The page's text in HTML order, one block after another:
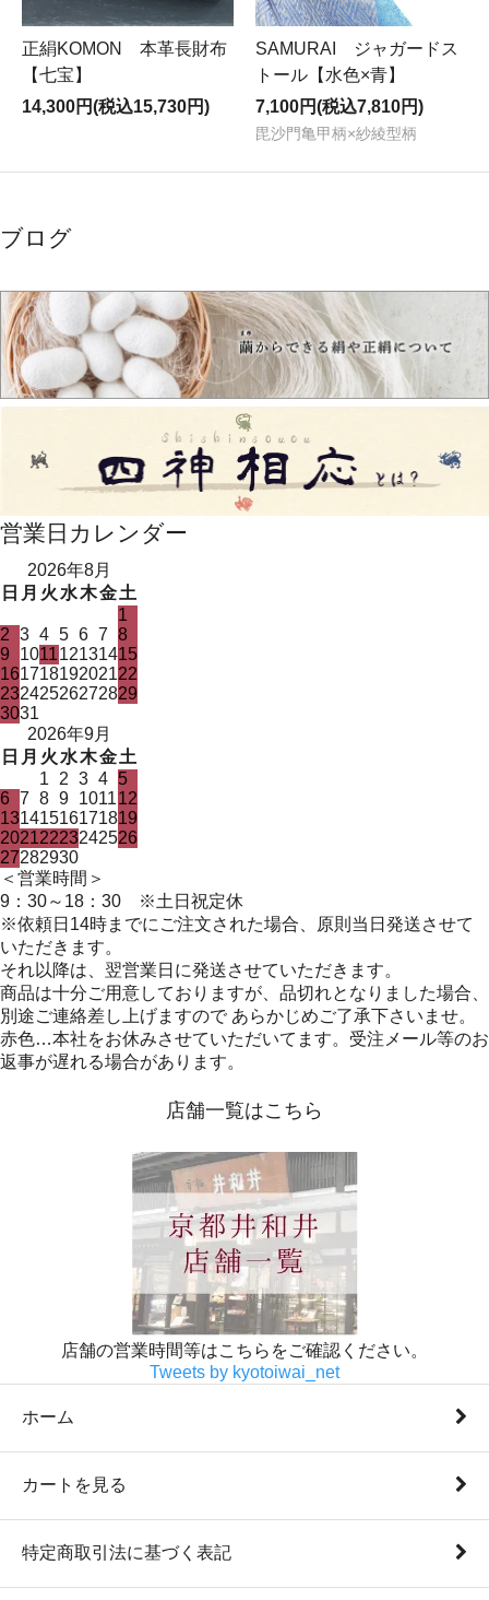
正絹KOMON 本革長財布
【七宝】
14,300円(税込15,730円)
SAMURAI ジャガードス
トール【水色×青】
7,100円(税込7,810円)
毘沙門亀甲柄×紗綾型柄
ブログ
営業日カレンダー
2026年8月
日 月 火 水木金土
1
2 3 4 5 6 7 8
9
101112131415
16171819202122
23242526272829
3031
2026年9月
日 月 火 水木金土
1
2 3 4 5
6 7 8 9 101112
13141516171819
20212223242526
27282930
＜営業時間＞
9：30～18：30 ※土日祝定休
※依頼日14時までにご注文された場合、原則当日発送させて
いただきます。
それ以降は、翌営業日に発送させていただきます。
商品は十分ご用意しておりますが、品切れとなりました場合、
別途ご連絡差し上げますので あらかじめご了承下さいませ。
赤色…本社をお休みさせていただいてます。受注メール等のお
返事が遅れる場合があります。
店舗一覧はこちら
店舗の営業時間等はこちらをご確認ください。
Tweets by kyotoiwai_net
ホーム
カートを見る
特定商取引法に基づく表記